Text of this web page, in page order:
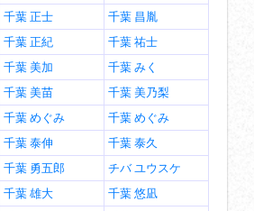
千葉 正士
千葉 昌胤
千葉 正紀
千葉 祐士
千葉 美加
千葉 みく
千葉 美苗
千葉 美乃梨
千葉 めぐみ
千葉 めぐみ
千葉 泰伸
千葉 泰久
千葉 勇五郎
チバ ユウスケ
千葉 雄大
千葉 悠凪